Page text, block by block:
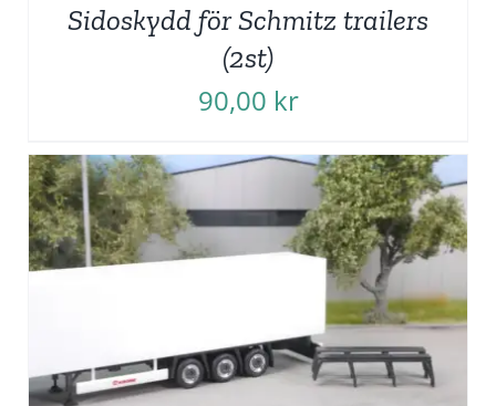
Sidoskydd för Schmitz trailers
(2st)
90,00 kr